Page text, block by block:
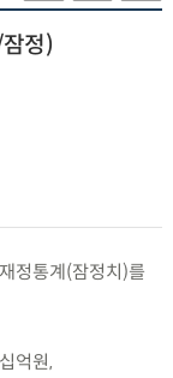
정)
정통계(잠정치)를
억원,